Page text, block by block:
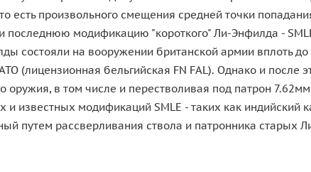
есть произвольного смещения средней точки
модификацию "короткого" Ли-Энфилда -
состояли на вооружении британской армии вплоть
(лицензионная бельгийская FN FAL). Однако и после
оружия, в том числе и перестволивая под патрон
известных модификаций SMLE - таких как индийский
путем рассверливания ствола и патронника старых